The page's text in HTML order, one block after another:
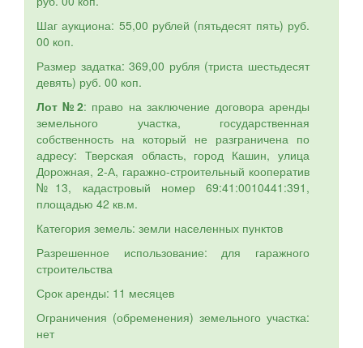
Шаг аукциона: 55,00 рублей (пятьдесят пять) руб.
00 коп.
Размер задатка: 369,00 рубля (триста шестьдесят
девять) руб. 00 коп.
Лот №2: право на заключение договора аренды
земельного участка, государственная
собственность на который не разграничена по
адресу: Тверская область, город Кашин, улица
Дорожная, 2-А, гаражно-строительный кооператив
№13, кадастровый номер 69:41:0010441:391,
площадью 42 кв.м.
Категория земель: земли населенных пунктов
Разрешенное использование: для гаражного
строительства
Срок аренды: 11 месяцев
Ограничения (обременения) земельного участка:
нет